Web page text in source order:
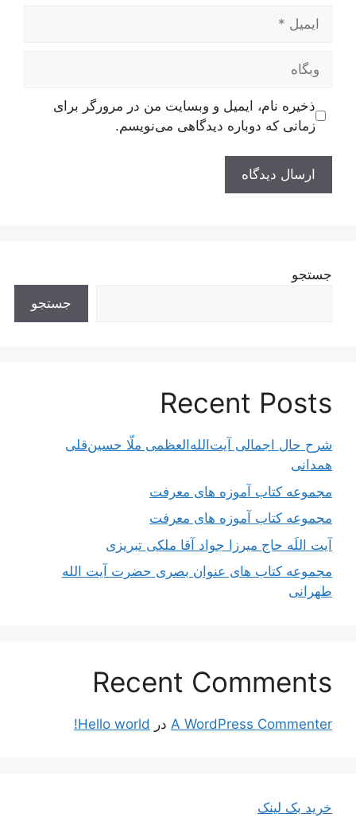
وبگاه
ذخیره نام، ایمیل و وبسایت من در مرورگر برای
زمانی که دوباره دیدگاهی می‌نویسم.
جستجو
جستجو
Recent Posts
شرح حال اجمالی آیت‌الله‌العظمی ملّا حسین‌قلی
همدانی
مجموعه کتاب آموزه های معرفت
مجموعه کتاب آموزه های معرفت
آیت اللَه حاج میرزا جواد آقا ملکی تبریزی
مجموعه کتاب های عنوان بصری حضرت آیت الله
طهرانی
Recent Comments
A WordPress Commenter در Hello world!
خرید بک لینک